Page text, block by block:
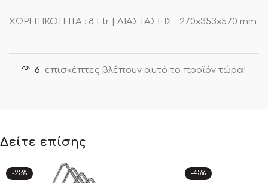
ΧΩΡΗΤΙΚΟΤΗΤΑ : 8 Ltr | ΔΙΑΣΤΑΣΕΙΣ : 270x353x570 mm
6 επισκέπτες βλέπουν αυτό το προϊόν τώρα!
Δείτε επίσης
-25% -45%